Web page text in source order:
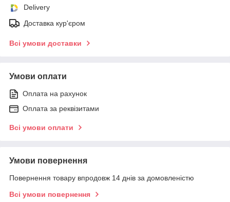
Delivery
Доставка кур'єром
Всі умови доставки
Умови оплати
Оплата на рахунок
Оплата за реквізитами
Всі умови оплати
Умови повернення
Повернення товару впродовж 14 днів за домовленістю
Всі умови повернення